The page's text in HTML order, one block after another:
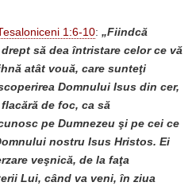
1:6-10: „Fiindcă
să dea întristare celor ce vă
atât vouă, care sunteţi
Domnului Isus din cer,
de foc, ca să
pe Dumnezeu şi pe cei ce
nostru Isus Hristos. Ei
veşnică, de la faţa
Lui, când va veni, în ziua